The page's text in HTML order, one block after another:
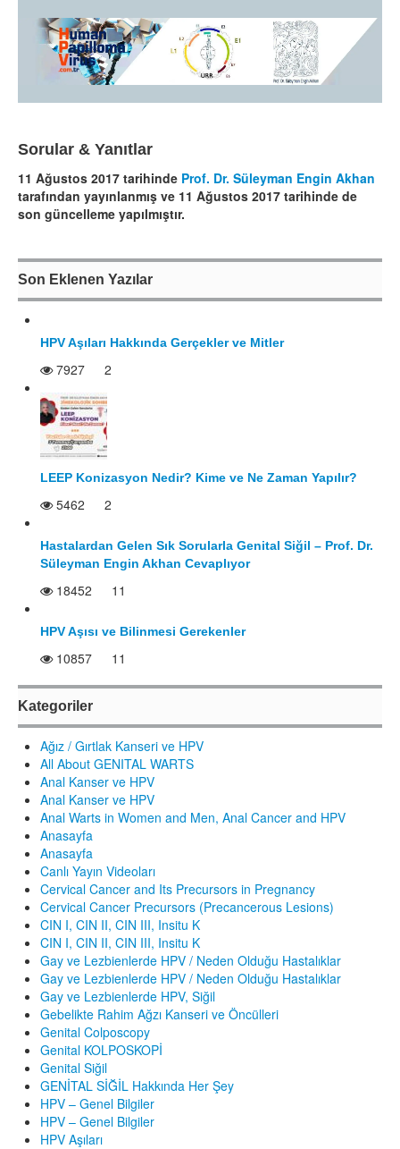
Sorular & Yanıtlar
11 Ağustos 2017 tarihinde Prof. Dr. Süleyman Engin Akhan
tarafından yayınlanmış ve 11 Ağustos 2017 tarihinde de
son güncelleme yapılmıştır.
Son Eklenen Yazılar
HPV Aşıları Hakkında Gerçekler ve Mitler
7927 2
LEEP Konizasyon Nedir? Kime ve Ne Zaman Yapılır?
5462 2
Hastalardan Gelen Sık Sorularla Genital Siğil – Prof. Dr.
Süleyman Engin Akhan Cevaplıyor
18452 11
HPV Aşısı ve Bilinmesi Gerekenler
10857 11
Kategoriler
Ağız / Gırtlak Kanseri ve HPV
All About GENITAL WARTS
Anal Kanser ve HPV
Anal Kanser ve HPV
Anal Warts in Women and Men, Anal Cancer and HPV
Anasayfa
Anasayfa
Canlı Yayın Videoları
Cervical Cancer and Its Precursors in Pregnancy
Cervical Cancer Precursors (Precancerous Lesions)
CIN I, CIN II, CIN III, Insitu K
CIN I, CIN II, CIN III, Insitu K
Gay ve Lezbienlerde HPV / Neden Olduğu Hastalıklar
Gay ve Lezbienlerde HPV / Neden Olduğu Hastalıklar
Gay ve Lezbienlerde HPV, Siğil
Gebelikte Rahim Ağzı Kanseri ve Öncülleri
Genital Colposcopy
Genital KOLPOSKOPİ
Genital Siğil
GENİTAL SİĞİL Hakkında Her Şey
HPV – Genel Bilgiler
HPV – Genel Bilgiler
HPV Aşıları